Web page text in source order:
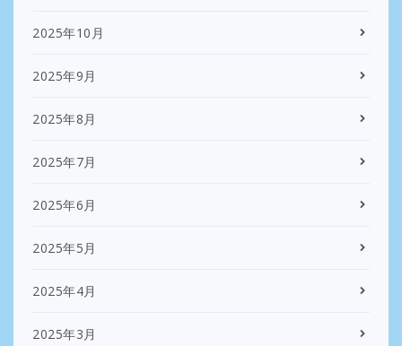
2025年10月
2025年9月
2025年8月
2025年7月
2025年6月
2025年5月
2025年4月
2025年3月